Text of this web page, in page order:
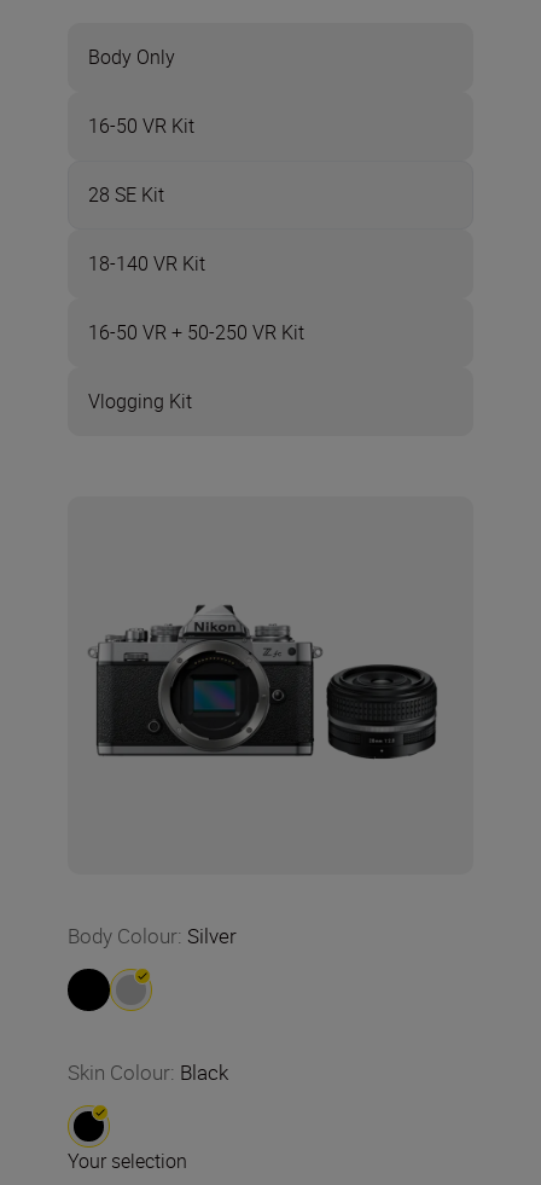
Body Only
16-50 VR Kit
28 SE Kit
18-140 VR Kit
16-50 VR + 50-250 VR Kit
Vlogging Kit
Body Colour: Silver
Skin Colour: Black
Your selection